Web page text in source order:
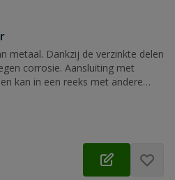
metaal. Dankzij de verzinkte delen
corrosie. Aansluiting met
kan in een reeks met andere